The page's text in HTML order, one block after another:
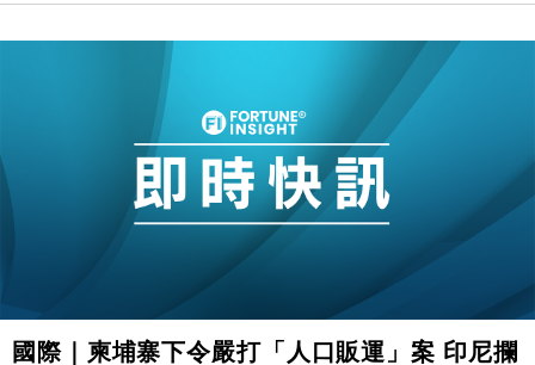
國際｜柬埔寨下令嚴打「人口販運」案 印尼攔